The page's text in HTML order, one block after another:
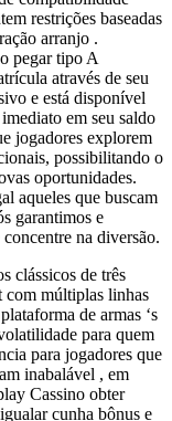
restrições baseadas
arranjo .
pegar tipo A
através de seu
e está disponível
em seu saldo
jogadores explorem
possibilitando o
oportunidades.
aqueles que buscam
garantimos e
na diversão.
clássicos de três
com múltiplas linhas
de armas ‘s
para quem
para jogadores que
inabalável , em
Cassino obter
cunha bônus e